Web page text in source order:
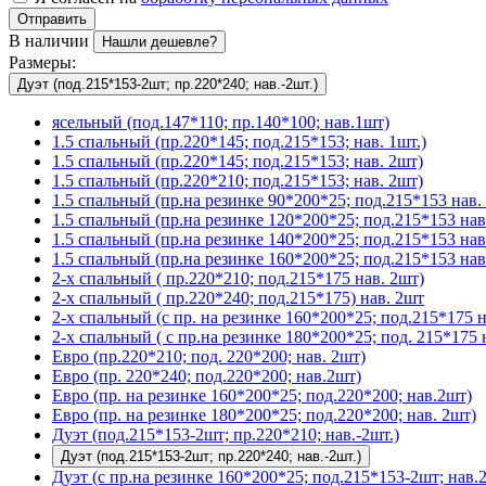
Отправить
В наличии Нашли дешевле?
Размеры:
Дуэт (под.215*153-2шт; пр.220*240; нав.-2шт.)
ясельный (под.147*110; пр.140*100; нав.1шт)
1.5 спальный (пр.220*145; под.215*153; нав. 1шт.)
1.5 спальный (пр.220*145; под.215*153; нав. 2шт)
1.5 спальный (пр.220*210; под.215*153; нав. 2шт)
1.5 спальный (пр.на резинке 90*200*25; под.215*153
1.5 спальный (пр.на резинке 120*200*25; под.215*153
1.5 спальный (пр.на резинке 140*200*25; под.215*153
1.5 спальный (пр.на резинке 160*200*25; под.215*153
2-х спальный ( пр.220*210; под.215*175 нав. 2шт)
2-х спальный ( пр.220*240; под.215*175) нав. 2шт
2-х спальный (с пр. на резинке 160*200*25; под.215*175
2-х спальный ( с пр.на резинке 180*200*25; под. 215*175
Евро (пр.220*210; под. 220*200; нав. 2шт)
Евро (пр. 220*240; под.220*200; нав.2шт)
Евро (пр. на резинке 160*200*25; под.220*200; нав.2шт)
Евро (пр. на резинке 180*200*25; под.220*200; нав. 2шт)
Дуэт (под.215*153-2шт; пр.220*210; нав.-2шт.)
Дуэт (под.215*153-2шт; пр.220*240; нав.-2шт.)
Дуэт (с пр.на резинке 160*200*25; под.215*153-2шт;